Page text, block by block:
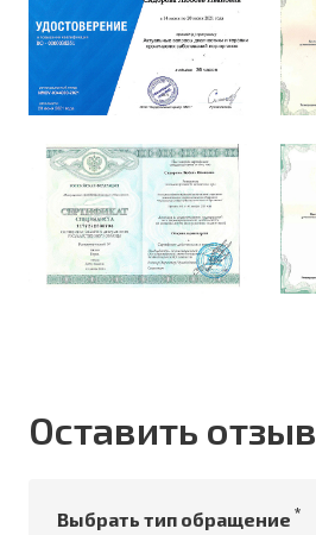
Оставить отзыв
Выбрать тип обращение *